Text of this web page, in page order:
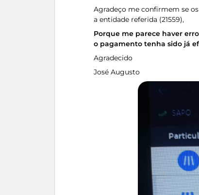
Agradeço me confirmem se
a entidade referida (21559),
Porque me parece haver
o pagamento tenha sido já
Agradecido
José Augusto